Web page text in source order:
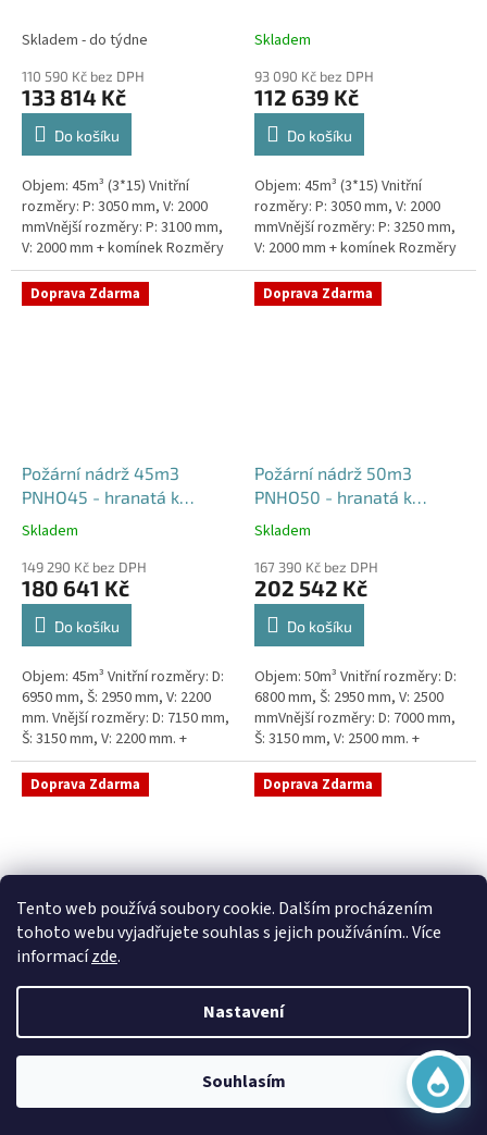
Tento web používá soubory cookie. Dalším procházením
tohoto webu vyjadřujete souhlas s jejich používáním.. Více
informacízde.
Nastavení
Souhlasím
Skladem - do týdne
110 590 Kč bez DPH
133 814 Kč
Do košíku
Objem: 45m³ (3*15) Vnitřní
rozměry: P: 3050 mm, V: 2000
mmVnější rozměry: P: 3100 mm,
V: 2000 mm + komínek Rozměry
nádrže možno jakkoliv upravit -
vyrobíme nádrž na...
Skladem
93 090 Kč bez DPH
112 639 Kč
Do košíku
Objem: 45m³ (3*15) Vnitřní
rozměry: P: 3050 mm, V: 2000
mmVnější rozměry: P: 3250 mm,
V: 2000 mm + komínek Rozměry
nádrže možno jakkoliv upravit -
vyrobíme nádrž na...
Doprava Zdarma
Požární nádrž 45m3
PNHO45 - hranatá k
obetonování
Průměrné
produktu
je
5,0
hvězdiček.
Skladem
149 290 Kč bez DPH
180 641 Kč
Do košíku
Objem: 45m³ Vnitřní rozměry: D:
6950 mm, Š: 2950 mm, V: 2200
mm. Vnější rozměry: D: 7150 mm,
Š: 3150 mm, V: 2200 mm. +
komínek Běžná doba dodání 2-3
týdny od objednávky....
Doprava Zdarma
Požární nádrž 50m3
PNHO50 - hranatá k
obetonování
Průměrné
produktu
je
5,0
hvězdiček.
Skladem
167 390 Kč bez DPH
202 542 Kč
Do košíku
Objem: 50m³ Vnitřní rozměry: D:
6800 mm, Š: 2950 mm, V: 2500
mmVnější rozměry: D: 7000 mm,
Š: 3150 mm, V: 2500 mm. +
komínek Běžná doba dodání 2-3
týdny od objednávky. Rozměry...
Doprava Zdarma
Sací šachta samonosná
hodnocení
5,0
20 790 Kč bez DPH
Doprava Zdarma
Skladem
15 390 Kč bez DPH
Online
Začít konverzaci